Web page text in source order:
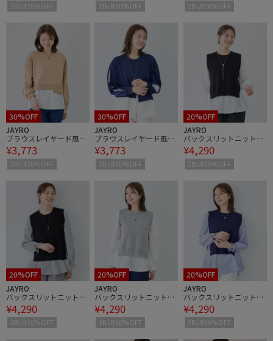
2BUY10%OFF 2BUY10%OFF 2BUY10%OFF
30%OFF
JAYRO
ブラウスレイヤード風プ
ルオーバー
¥3,773
2BUY10%OFF
30%OFF
JAYRO
ブラウスレイヤード風プ
ルオーバー
¥3,773
2BUY10%OFF
20%OFF
JAYRO
バックスリットニットベ
スト＆ブラウス
¥4,290
2BUY10%OFF
20%OFF
JAYRO
バックスリットニットベ
スト＆ブラウス
¥4,290
2BUY10%OFF
20%OFF
JAYRO
バックスリットニットベ
スト＆ブラウス
¥4,290
2BUY10%OFF
20%OFF
JAYRO
バックスリットニットベ
スト＆ブラウス
¥4,290
2BUY10%OFF